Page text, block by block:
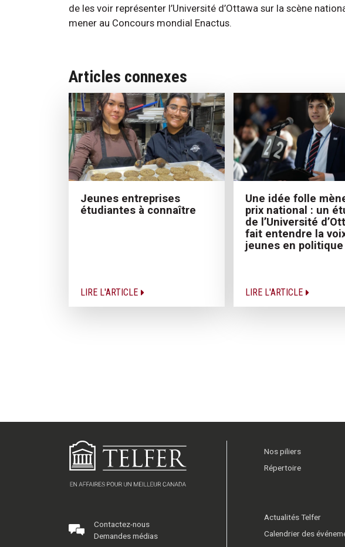
de les voir représenter l’Université d’Ottawa sur la scène
mener au Concours mondial Enactus.
Articles connexes
Jeunes entreprises
étudiantes à connaître
LIRE L'ARTICLE
Une idée folle
prix national : un
de l’Université
fait entendre la
jeunes en politique
LIRE L'ARTICLE
Contactez-nous
Demandes médias
Nos piliers
Répertoire
Actualités Telfer
Calendrier des